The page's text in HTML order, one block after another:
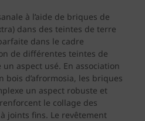
à l’aide de briques de
dans des teintes de terre
dans le cadre
de différentes teintes de
aspect usé. En association
bois d’afrormosia, les briques
un aspect robuste et
le collage des
joints fins. Le revêtement